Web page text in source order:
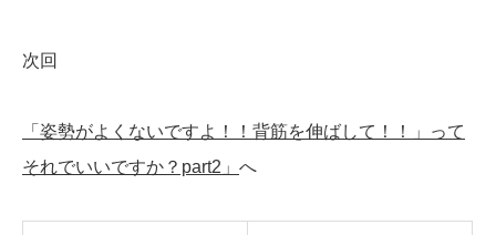
次回
「姿勢がよくないですよ！！背筋を伸ばして！！」って
それでいいですか？part2」 へ